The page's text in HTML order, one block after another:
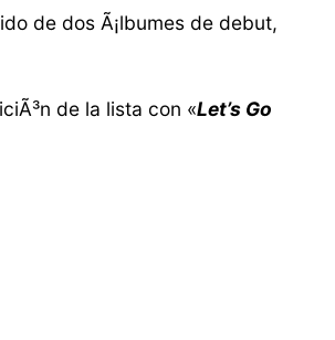
de dos Ã¡lbumes de debut,
de la lista con «Let’s Go